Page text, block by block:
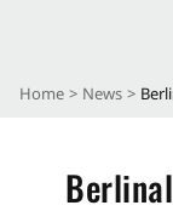
Home News